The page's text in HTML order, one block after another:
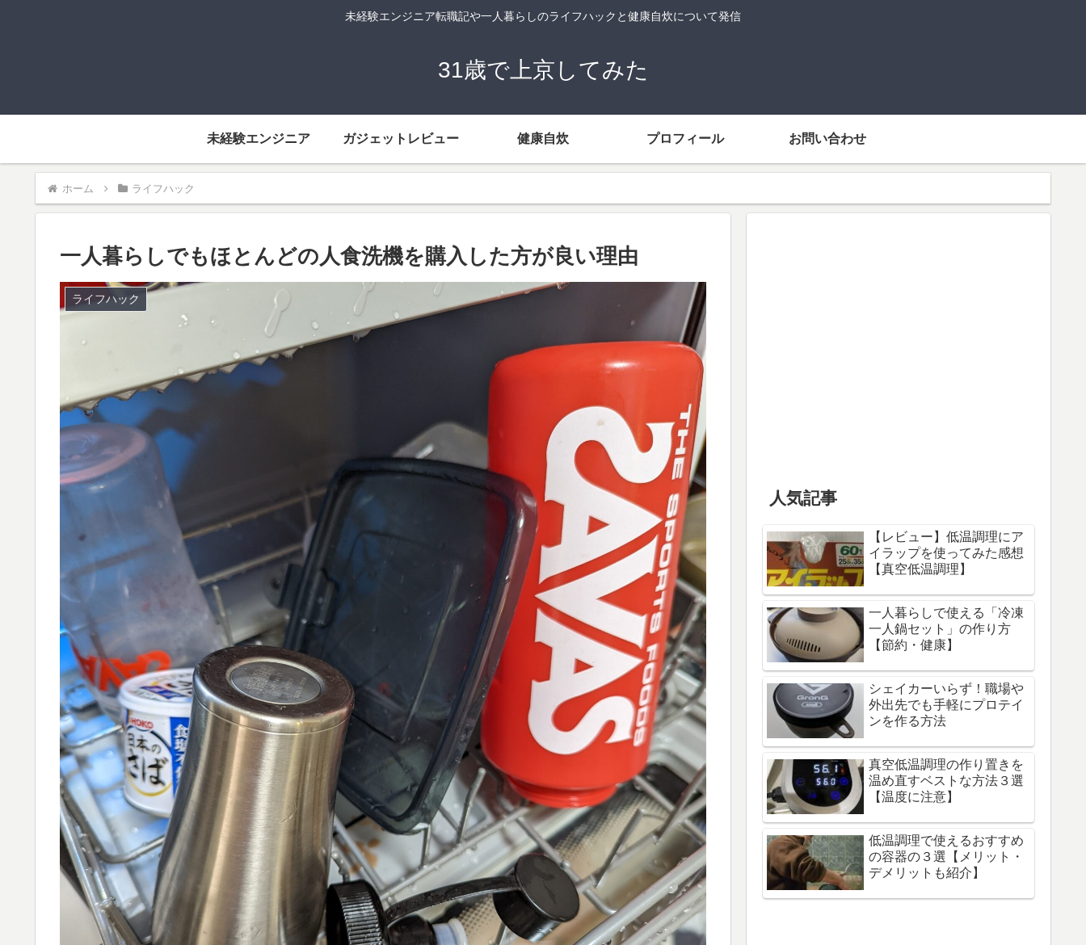
未経験エンジニア転職記や一人暮らしのライフハックと健康自炊について発信
31歳で上京してみた
未経験エンジニア ガジェットレビュー 健康自炊 プロフィール お問い合わせ
ホーム ライフハック
一人暮らしでもほとんどの人食洗機を購入した方が良い理由
ライフハック
人気記事
【レビュー】低温調理にア
イラップを使ってみた感想
【真空低温調理】
一人暮らしで使える「冷凍
一人鍋セット」の作り方
【節約・健康】
シェイカーいらず！職場や
外出先でも手軽にプロテイ
ンを作る方法
真空低温調理の作り置きを
温め直すベストな方法３選
【温度に注意】
低温調理で使えるおすすめ
の容器の３選【メリット・
デメリットも紹介】